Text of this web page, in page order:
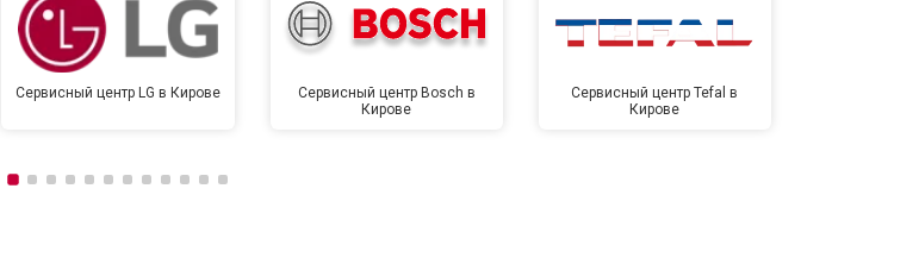
Сервисный центр LG в Кирове
Сервисный центр Bosch в
Кирове
Сервисный центр Tefal в
Кирове